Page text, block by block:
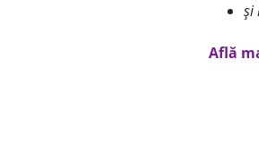
și
Află